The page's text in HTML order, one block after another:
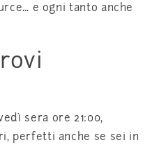
e ogni tanto anche
sera ore 21:00,
perfetti anche se sei in